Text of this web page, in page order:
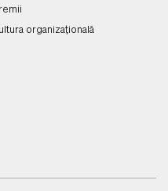
organizațională